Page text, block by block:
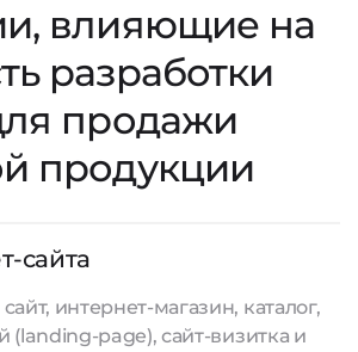
влияющие на
разработки
продажи
продукции
сайта
интернет-магазин, каталог,
(landing-page), сайт-визитка и